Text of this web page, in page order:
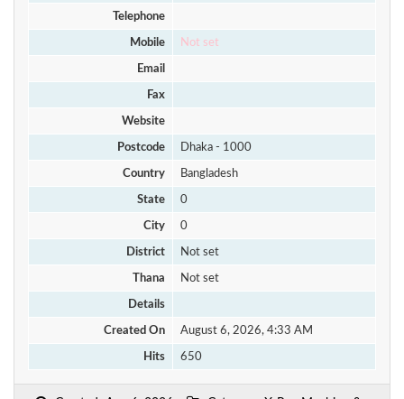
Telephone
Mobile Not set
Email
Fax
Website
Postcode Dhaka - 1000
Country Bangladesh
State 0
City 0
District Not set
Thana Not set
Details
Created On August 6, 2026, 4:33 AM
Hits 650